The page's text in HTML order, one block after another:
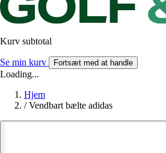
Kurv subtotal
Se min kurv Fortsæt med at handle
Loading...
Hjem
/ Vendbart bælte adidas